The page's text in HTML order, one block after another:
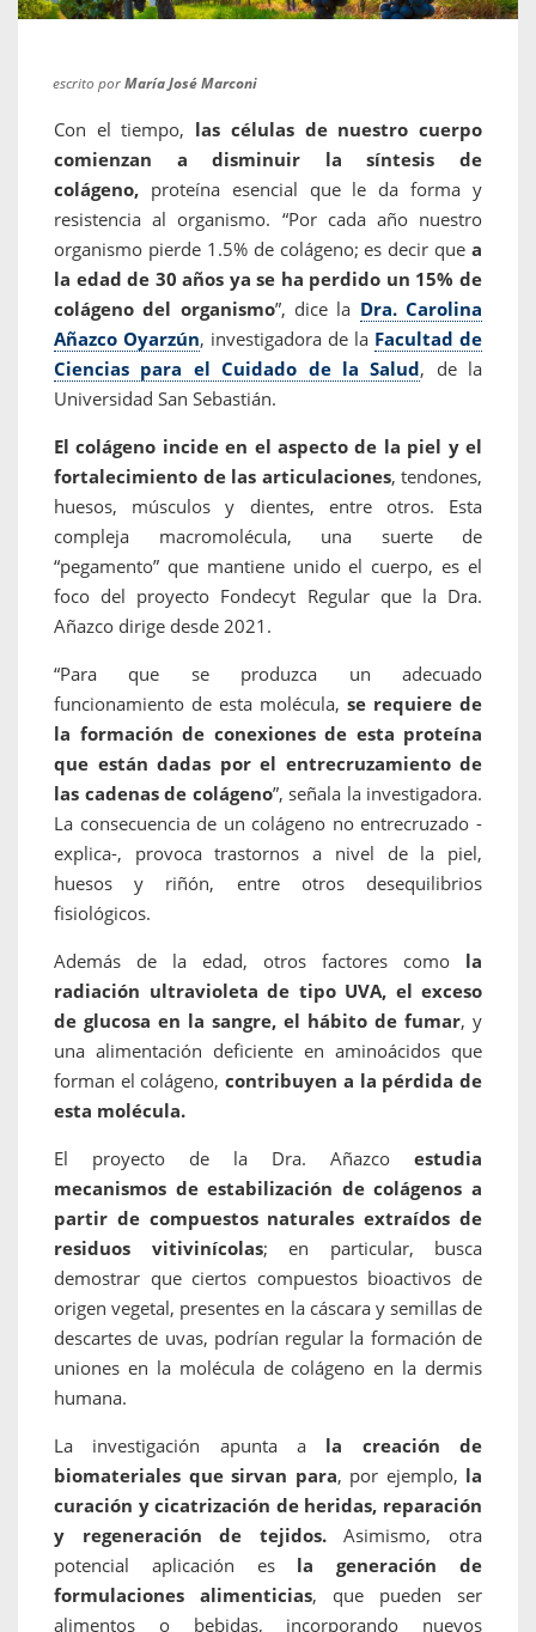
escrito porMaría José Marconi
Con el tiempo, las células de nuestro cuerpo
comienzan a disminuir la síntesis de
colágeno, proteína esencial que le da forma y
resistencia al organismo. “Por cada año nuestro
organismo pierde 1.5% de colágeno; es decir que a
la edad de 30 años ya se ha perdido un 15% de
colágeno del organismo”, dice la Dra. Carolina
Añazco Oyarzún, investigadora de la Facultad de
Ciencias para el Cuidado de la Salud, de la
Universidad San Sebastián.
El colágeno incide en el aspecto de la piel y el
fortalecimiento de las articulaciones, tendones,
huesos, músculos y dientes, entre otros. Esta
compleja macromolécula, una suerte de
“pegamento” que mantiene unido el cuerpo, es el
foco del proyecto Fondecyt Regular que la Dra.
Añazco dirige desde 2021.
“Para que se produzca un adecuado
funcionamiento de esta molécula, se requiere de
la formación de conexiones de esta proteína
que están dadas por el entrecruzamiento de
las cadenas de colágeno”, señala la investigadora.
La consecuencia de un colágeno no entrecruzado -
explica-, provoca trastornos a nivel de la piel,
huesos y riñón, entre otros desequilibrios
fisiológicos.
Además de la edad, otros factores como la
radiación ultravioleta de tipo UVA, el exceso
de glucosa en la sangre, el hábito de fumar, y
una alimentación deficiente en aminoácidos que
forman el colágeno,contribuyen a la pérdida de
esta molécula.
El proyecto de la Dra. Añazco estudia
mecanismos de estabilización de colágenos a
partir de compuestos naturales extraídos de
residuos vitivinícolas; en particular, busca
demostrar que ciertos compuestos bioactivos de
origen vegetal, presentes en la cáscara y semillas de
descartes de uvas, podrían regular la formación de
uniones en la molécula de colágeno en la dermis
humana.
La investigación apunta a la creación de
biomateriales que sirvan para, por ejemplo, la
curación y cicatrización de heridas, reparación
y regeneración de tejidos.Asimismo, otra
potencial aplicación es la generación de
formulaciones alimenticias, que pueden ser
alimentos o bebidas, incorporando nuevos